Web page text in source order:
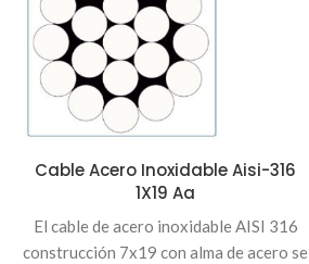
Cable Acero Inoxidable Aisi-316
1X19 Aa
El cable de acero inoxidable AISI 316
construcción 7x19 con alma de acero se